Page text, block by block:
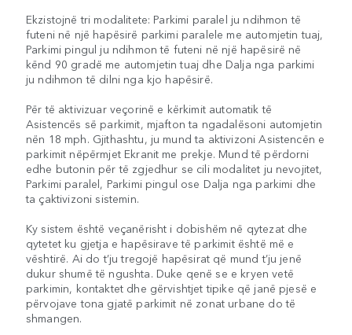
Ekzistojnë tri modalitete: Parkimi paralel ju ndihmon të
futeni në një hapësirë parkimi paralele me automjetin tuaj,
Parkimi pingul ju ndihmon të futeni në një hapësirë në
kënd 90 gradë me automjetin tuaj dhe Dalja nga parkimi
ju ndihmon të dilni nga kjo hapësirë.
Për të aktivizuar veçorinë e kërkimit automatik të
Asistencës së parkimit, mjafton ta ngadalësoni automjetin
nën 18 mph. Gjithashtu, ju mund ta aktivizoni Asistencën e
parkimit nëpërmjet Ekranit me prekje. Mund të përdorni
edhe butonin për të zgjedhur se cili modalitet ju nevojitet,
Parkimi paralel, Parkimi pingul ose Dalja nga parkimi dhe
ta çaktivizoni sistemin.
Ky sistem është veçanërisht i dobishëm në qytezat dhe
qytetet ku gjetja e hapësirave të parkimit është më e
vështirë. Ai do t’ju tregojë hapësirat që mund t’ju jenë
dukur shumë të ngushta. Duke qenë se e kryen vetë
parkimin, kontaktet dhe gërvishtjet tipike që janë pjesë e
përvojave tona gjatë parkimit në zonat urbane do të
shmangen.